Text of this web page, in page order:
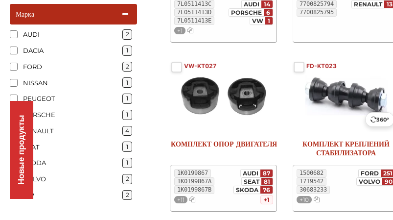
Марка
AUDI 2
DACIA 1
FORD 2
NISSAN 1
PEUGEOT 1
PORSCHE 1
RENAULT 4
SEAT 1
SKODA 1
VOLVO 2
VW 2
7L0511413C
7L0511413D
7L0511413E
+1
AUDI
14
PORSCHE 6
VW 1
7700825794
7700825795
RENAULT 13
VW-KT027
1K0199867
1K0199867A
1K0199867B
+11
AUDI
87
SEAT 81
SKODA 76
+1
КОМПЛЕКТ ОПОР ДВИГАТЕЛЯ
FD-KT023
360°
1500682
1719542
30683233
+10
FORD 251
VOLVO 90
КОМПЛЕКТ КРЕПЛЕНИЙ
СТАБИЛИЗАТОРА
Новые продукты